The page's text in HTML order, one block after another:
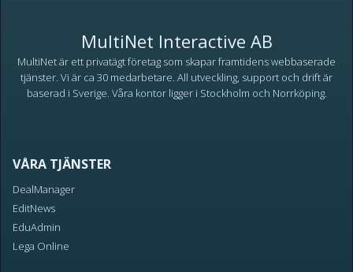
MultiNet Interactive AB
MultiNet är ett privatägt företag som skapar framtidens webbaserade
tjänster. Vi är ca 30 medarbetare. All utveckling, support och drift är
baserad i Sverige. Våra kontor ligger i Stockholm och Norrköping.
VÅRA TJÄNSTER
DealManager
EditNews
EduAdmin
Lega Online